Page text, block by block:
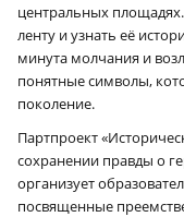
центральных
ленту и узнать её
минута молчания и
понятные символы,
поколение.
Партпроект
сохранении правды о
организует
посвященные